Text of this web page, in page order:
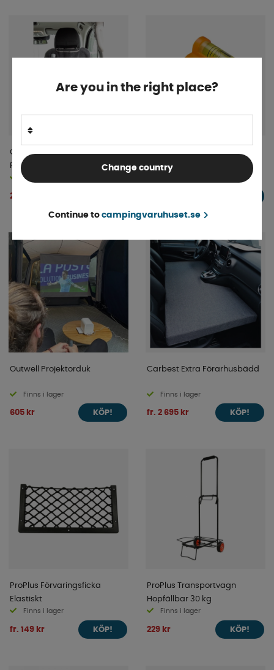
Carbest Sätesorganizer För
Passagerar-Förarsäte
Finns i lager
247 kr
ProPlus Vattenpass Magnet
Outwell Projektorduk
Finns i lager
605 kr KÖP!
Carbest Extra Förarhusbädd
Finns i lager
fr. 2 695 kr KÖP!
ProPlus Förvaringsficka
Elastiskt
Finns i lager
fr. 149 kr KÖP!
ProPlus Transportvagn
Hopfällbar 30 kg
Finns i lager
229 kr KÖP!
Are you in the right place?
Change country
Continue to campingvaruhuset.se